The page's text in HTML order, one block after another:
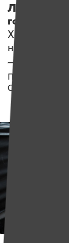
Лера уже
голос
. Как
Хокинга»
но не
Помогаем
Собрано